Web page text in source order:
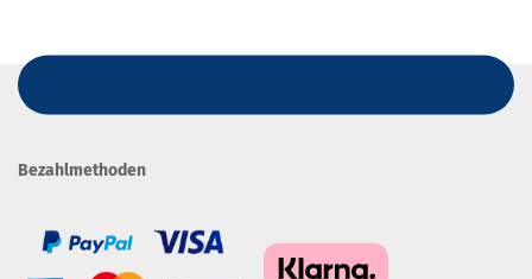
Bezahlmethoden